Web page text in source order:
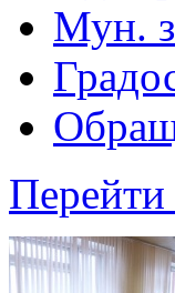
Мун.
Перейти